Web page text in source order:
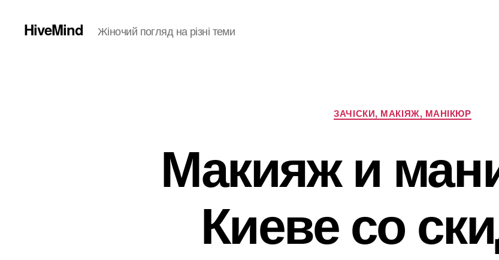
HiveMind Жіночий погляд на різні теми
Категорії
ЗАЧІСКИ, МАКІЯЖ, МАНІКЮР
Макияж и
Киеве со